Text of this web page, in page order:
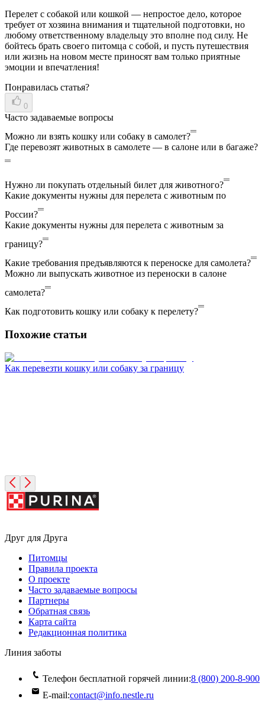
Перелет с собакой или кошкой — непростое дело, которое
требует от хозяина внимания и тщательной подготовки, но
любому ответственному владельцу это вполне под силу. Не
бойтесь брать своего питомца с собой, и пусть путешествия
или жизнь на новом месте приносят вам только приятные
эмоции и впечатления!
Понравилась статья?
0
Часто задаваемые вопросы
Можно ли взять кошку или собаку в самолет?
Где перевозят животных в самолете — в салоне или в багаже?
Нужно ли покупать отдельный билет для животного?
Какие документы нужны для перелета с животным по
России?
Какие документы нужны для перелета с животным за
границу?
Какие требования предъявляются к переноске для самолета?
Можно ли выпускать животное из переноски в салоне
самолета?
Как подготовить кошку или собаку к перелету?
Похожие статьи
Как перевезти кошку или собаку за границу
Друг для Друга
Питомцы
Правила проекта
О проекте
Часто задаваемые вопросы
Партнеры
Обратная связь
Карта сайта
Редакционная политика
Линия заботы
Телефон бесплатной горячей линии:8 (800) 200‑8‑900
E-mail:contact@info.nestle.ru